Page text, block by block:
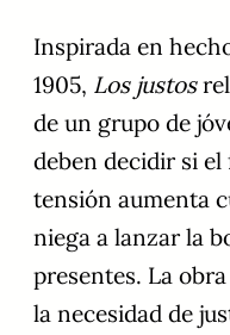
Inspirada en
1905, Los justos
de un grupo de
deben decidir si
tensión aumenta
niega a lanzar la
presentes. La
la necesidad de